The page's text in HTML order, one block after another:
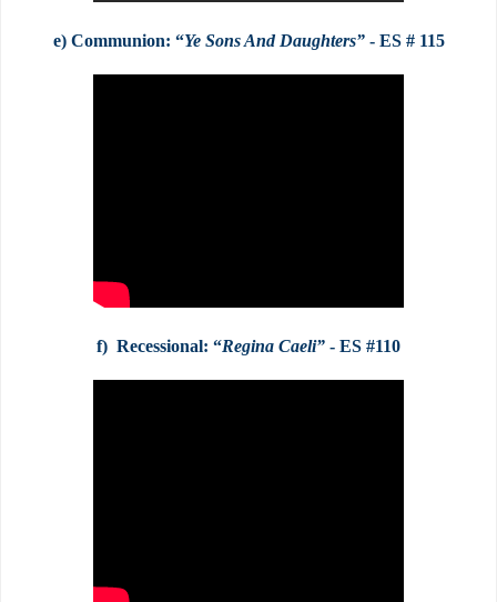
e) Communion: “Ye Sons And Daughters” - ES # 115
f) Recessional: “Regina Caeli” - ES #110